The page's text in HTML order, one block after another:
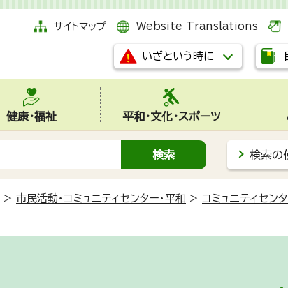
サイトマップ Website Translations
いざという時に
健康・福祉 平和・文化・スポーツ
検索の
> 市民活動・コミュニティセンター・平和 > コミュニティセン